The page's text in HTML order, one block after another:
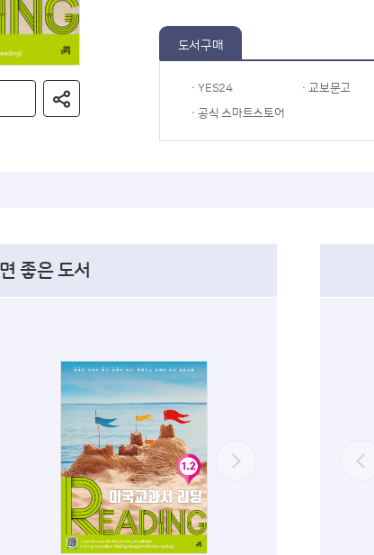
도서구매
· YES24 · 교보문고
· 공식 스마트스토어
좋은 도서